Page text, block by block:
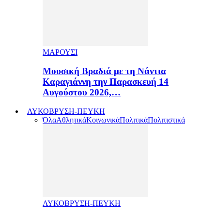
ΜΑΡΟΥΣΙ
Μουσική Βραδιά με τη Νάντια
Καραγιάννη την Παρασκευή 14
Αυγούστου 2026,…
ΛΥΚΟΒΡΥΣΗ-ΠΕΥΚΗ
ΌλαΑθλητικάΚοινωνικάΠολιτικάΠολιτιστικά
ΛΥΚΟΒΡΥΣΗ-ΠΕΥΚΗ